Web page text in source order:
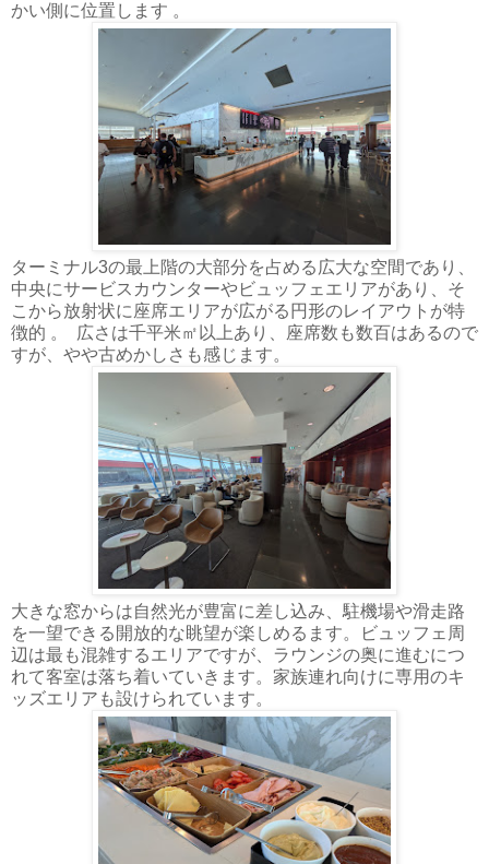
かい側に位置します 。
ターミナル3の最上階の大部分を占める広大な空間であり、
中央にサービスカウンターやビュッフェエリアがあり、そ
こから放射状に座席エリアが広がる円形のレイアウトが特
徴的 。 広さは千平米㎡以上あり、座席数も数百はあるので
すが、やや古めかしさも感じます。
大きな窓からは自然光が豊富に差し込み、駐機場や滑走路
を一望できる開放的な眺望が楽しめるます。ビュッフェ周
辺は最も混雑するエリアですが、ラウンジの奥に進むにつ
れて客室は落ち着いていきます。家族連れ向けに専用のキ
ッズエリアも設けられています。